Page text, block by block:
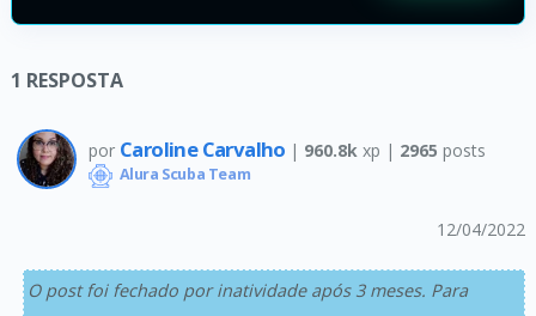
1 RESPOSTA
por Caroline Carvalho | 960.8k xp | 2965 posts
Alura Scuba Team
12/04/2022
O post foi fechado por inatividade após 3 meses. Para